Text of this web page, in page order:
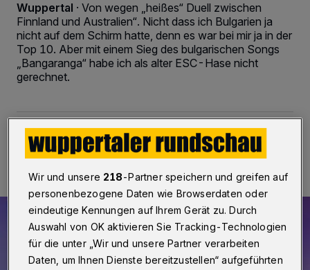
Wuppertal · Von wegen „heißes“ Duell zwischen
Finnland und Australien“. Nicht dass ich Bulgarien ja
nicht auf dem Schirm hatte, denn es war bei mir ja in der
Top 10. Aber mit einem Sieg des bulgarischen Songs
„Bangaranga“ habe ich als alter ESC-Hase nicht
gerechnet.
17.05.2026 , 15:45 Uhr 2 Minuten Lesezeit
Wir und unsere 218-Partner speichern und greifen auf
personenbezogene Daten wie Browserdaten oder
eindeutige Kennungen auf Ihrem Gerät zu. Durch
Auswahl von OK aktivieren Sie Tracking-Technologien
für die unter „Wir und unsere Partner verarbeiten
Daten, um Ihnen Dienste bereitzustellen“ aufgeführten